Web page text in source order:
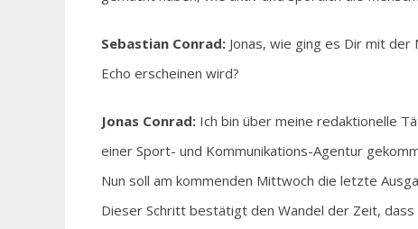
Sebastian Conrad: Jonas, wie ging es Dir mit
Echo erscheinen wird?
Jonas Conrad: Ich bin über meine redaktionelle
einer Sport- und Kommunikations-Agentur
Nun soll am kommenden Mittwoch die letzte
Dieser Schritt bestätigt den Wandel der Zeit,